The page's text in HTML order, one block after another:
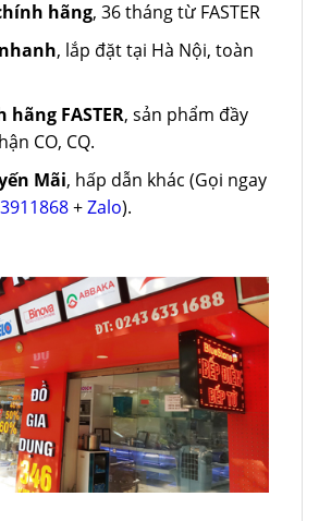
hãng, 36 tháng từ FASTER
, lắp đặt tại Hà Nội, toàn
FASTER, sản phẩm đầy
CO, CQ.
Mãi, hấp dẫn khác (Gọi ngay
+Zalo).